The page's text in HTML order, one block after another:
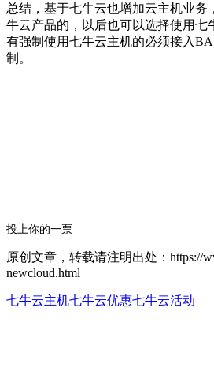
总结，基于七牛云也增加云主机业务
牛云产品的，以后也可以选择使用七
有强制使用七牛云主机的必须接入
制。
投上你的一票
原创文章，转载请注明出处：https://
newcloud.html
七牛云主机七牛云优惠七牛云活动